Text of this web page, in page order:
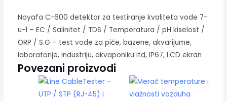
Noyafa C-600 detektor za testiranje kvaliteta vode 7-
u-1 – EC / Salinitet / TDS / Temperatura / pH kiselost /
ORP / S.G – test vode za piće, bazene, akvarijume,
laboratorije, industriju, akvaponiku itd, IP67, LCD ekran
Povezani proizvodi